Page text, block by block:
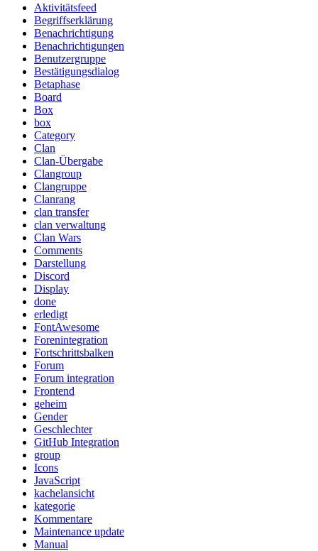
Aktivitätsfeed
Begriffserklärung
Benachrichtigung
Benachrichtigungen
Benutzergruppe
Bestätigungsdialog
Betaphase
Board
Box
box
Category
Clan
Clan-Übergabe
Clangroup
Clangruppe
Clanrang
clan transfer
clan verwaltung
Clan Wars
Comments
Darstellung
Discord
Display
done
erledigt
FontAwesome
Forenintegration
Fortschrittsbalken
Forum
Forum integration
Frontend
geheim
Gender
Geschlechter
GitHub Integration
group
Icons
JavaScript
kachelansicht
kategorie
Kommentare
Maintenance update
Manual